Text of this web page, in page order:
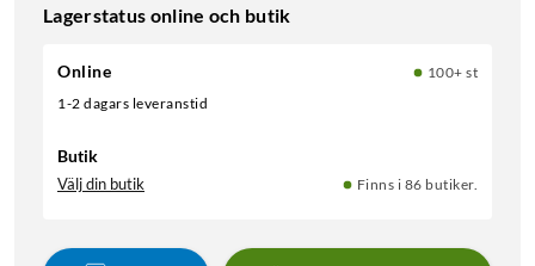
Lagerstatus online och butik
Online
100+ st
1-2 dagars leveranstid
Butik
Välj din butik Finns i 86 butiker.